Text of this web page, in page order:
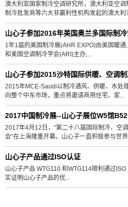
澳大利亚国家制冷空调研究所，澳大利亚空
制冷批发商等六大非赢利性机构发起的澳大利
1年1届的美国制冷展(AHR EXPO)由美国暖通
和美国空调制冷学会(ARI)主办,...
山心子参加2015沙特国际供暖、空调
2015年MCE-Saudi以制冷通风、供暖、水处
向整个中东市场，重点将邀请商用住宅、家...
2017中国制冷展--山心子展位W5馆B52
2017年4月12日，“第二十八届国际制冷、空
会”在上海隆重开幕。山心子一直积极参与世
山心子产品通过ISO认证
山心子产品 WTG110 和WTG114顺利通过
实证明山心子产品的优...